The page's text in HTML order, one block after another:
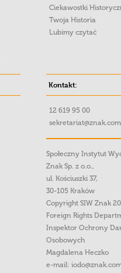
Ciekawostki
Twoja Historia
Lubimy czytać
Kontakt:
12 619 95 00
Społeczny Instytut
Znak Sp. z o.o.,
ul. Kościuszki 37,
30-105 Kraków
Copyright SIW Znak
Foreign Rights
Inspektor Ochrony
Osobowych
Magdalena Heczko
e-mail: